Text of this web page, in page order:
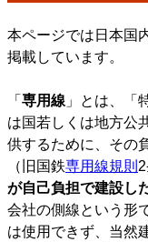
本ページでは日本国
掲載しています。
「 専用線 」とは、「
は国若しくは地方公
供するために、その
（旧国鉄専用線規則
が自己負担で建設し
会社の側線という形
は使用できず、当然